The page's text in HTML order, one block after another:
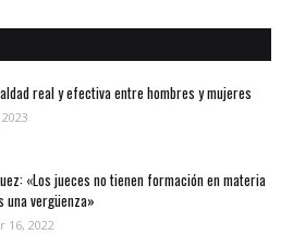
real y efectiva entre hombres y mujeres
«Los jueces no tienen formación en materia
una vergüenza»
16, 2022